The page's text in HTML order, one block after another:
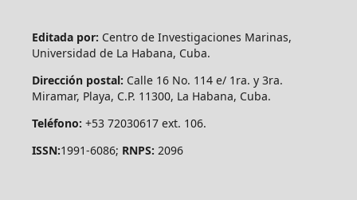
Editada por: Centro de Investigaciones Marinas,
Universidad de La Habana, Cuba.
Dirección postal: Calle 16 No. 114 e/ 1ra. y 3ra.
Miramar, Playa, C.P. 11300, La Habana, Cuba.
Teléfono: +53 72030617 ext. 106.
ISSN:1991-6086; RNPS: 2096